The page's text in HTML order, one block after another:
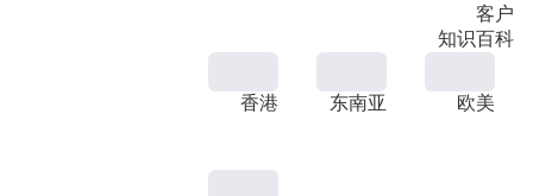
客户
知识百科
香港 东南亚 欧美